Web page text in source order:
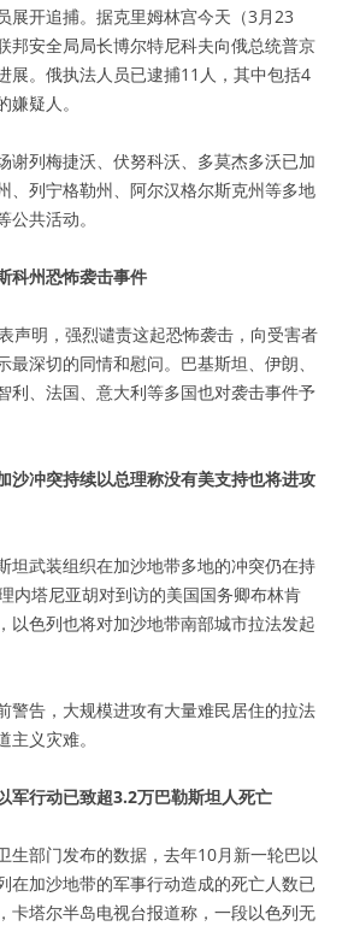
展开追捕。据克里姆林宫今天（3月23
邦安全局局长博尔特尼科夫向俄总统普京
展。俄执法人员已逮捕11人，其中包括4
疑人。
谢列梅捷沃、伏努科沃、多莫杰多沃已加
、列宁格勒州、阿尔汉格尔斯克州等多地
共活动。
科州恐怖袭击事件
声明，强烈谴责这起恐怖袭击，向受害者
最深切的同情和慰问。巴基斯坦、伊朗、
利、法国、意大利等多国也对袭击事件予
沙冲突持续以总理称没有美支持也将进攻
坦武装组织在加沙地带多地的冲突仍在持
内塔尼亚胡对到访的美国国务卿布林肯
以色列也将对加沙地带南部城市拉法发起
警告，大规模进攻有大量难民居住的拉法
义灾难。
军行动已致超3.2万巴勒斯坦人死亡
生部门发布的数据，去年10月新一轮巴以
在加沙地带的军事行动造成的死亡人数已
卡塔尔半岛电视台报道称，一段以色列无